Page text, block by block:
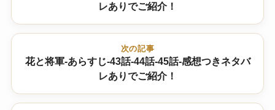
レありでご紹介！
次の記事
花と将軍-あらすじ-43話-44話-45話-感想つきネタバ
レありでご紹介！